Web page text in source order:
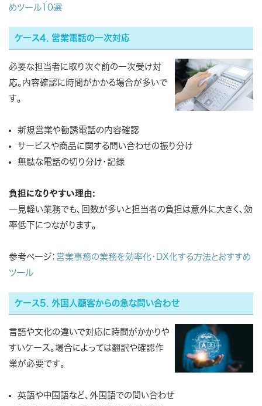
めツール10選
ケース4. 営業電話の一次対応
必要な担当者に取り次ぐ前の一次受け対
応。内容確認に時間がかかる場合が多いで
す。
新規営業や勧誘電話の内容確認
サービスや商品に関する問い合わせの振り分け
無駄な電話の切り分け・記録
負担になりやすい理由:
一見軽い業務でも、回数が多いと担当者の負担は意外に大きく、効
率低下につながります。
参考ページ： 営業事務の業務を効率化・DX化する方法とおすすめ
ツール
ケース5. 外国人顧客からの急な問い合わせ
言語や文化の違いで対応に時間がかかりや
すいケース。場合によっては翻訳や確認作
業が必要です。
英語や中国語など、外国語での問い合わせ